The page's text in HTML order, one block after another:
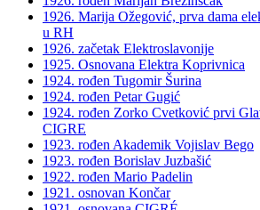
1926. Marija Ožegović, prva dama
u RH
1926. začetak Elektroslavonije
1925. Osnovana Elektra Koprivnica
1924. rođen Tugomir Šurina
1924. rođen Petar Gugić
1924. rođen Zorko Cvetković prvi
CIGRE
1923. rođen Akademik Vojislav Bego
1923. rođen Borislav Juzbašić
1922. rođen Mario Padelin
1921. osnovan Končar